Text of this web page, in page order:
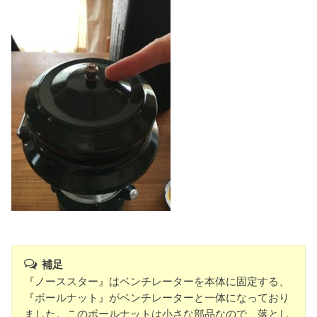
補足
『ノーススター』はベンチレーターを本体に固定する、
『ボールナット』がベンチレーターと一体になっており
ました。このボールナットは小さな部品なので、落とし